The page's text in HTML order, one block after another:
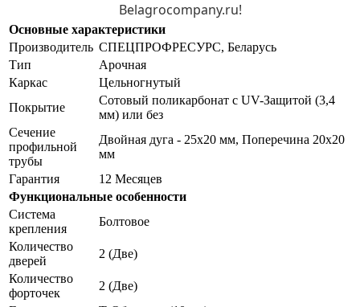
Belagrocompany.ru!
Основные характеристики
Производитель СПЕЦПРОФРЕСУРС, Беларусь
Тип
Арочная
Каркас
Цельногнутый
Покрытие
Сотовый поликарбонат с UV-Защитой (3,4
мм) или без
Сечение
профильной
трубы
Двойная дуга - 25х20 мм, Поперечина 20х20
мм
Гарантия
12 Месяцев
Функциональные особенности
Система
крепления
Болтовое
Количество
дверей
2 (Две)
Количество
форточек
2 (Две)